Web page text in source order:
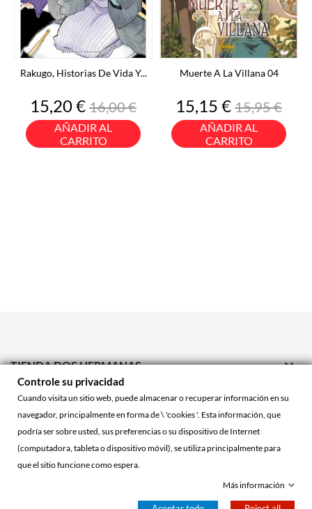
Rakugo, Historias De Vida Y...
Precio
15,20 €Precio
base
16,00 €
AÑADIR AL
CARRITO
Muerte A La Villana 04
Precio
15,15 €Precio
base
15,95 €
AÑADIR AL
CARRITO
TIENDA DOS HERMANAS 
TIENDA ONLINE 
ACCOUNT
Controle su privacidad
Cuando visita un sitio web, puede almacenar o recuperar información en su
navegador, principalmente en forma de \ 'cookies '. Esta información, que
podría ser sobre usted, sus preferencias o su dispositivo de Internet
(computadora, tableta o dispositivo móvil), se utiliza principalmente para
que el sitio funcione como espera.
Más información